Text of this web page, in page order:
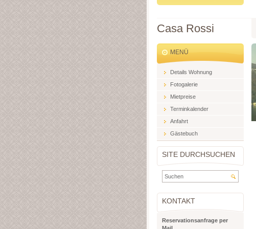
Casa Rossi
MENÜ
Details Wohnung
Fotogalerie
Mietpreise
Terminkalender
Anfahrt
Gästebuch
SITE DURCHSUCHEN
KONTAKT
Reservationsanfrage per